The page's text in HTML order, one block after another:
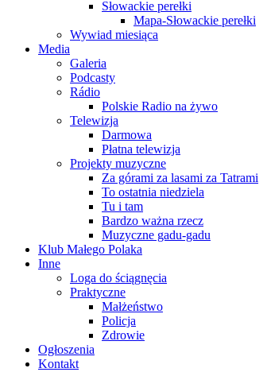
Słowackie perełki
Mapa-Słowackie perełki
Wywiad miesiąca
Media
Galeria
Podcasty
Rádio
Polskie Radio na żywo
Telewizja
Darmowa
Płatna telewizja
Projekty muzyczne
Za górami za lasami za Tatrami
To ostatnia niedziela
Tu i tam
Bardzo ważna rzecz
Muzyczne gadu-gadu
Klub Małego Polaka
Inne
Loga do ściągnęcia
Praktyczne
Małżeństwo
Policja
Zdrowie
Ogłoszenia
Kontakt